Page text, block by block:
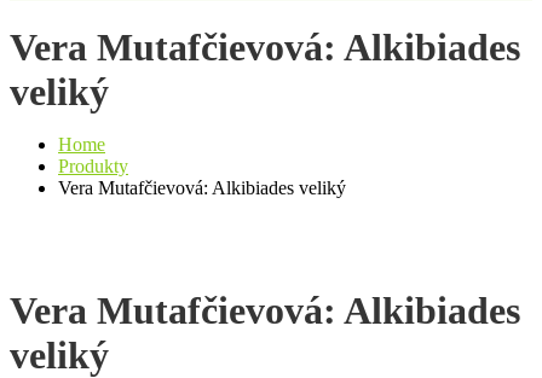
Vera Mutafčievová: Alkibiades
veliký
Home
Produkty
Vera Mutafčievová: Alkibiades veliký
Vera Mutafčievová: Alkibiades
veliký